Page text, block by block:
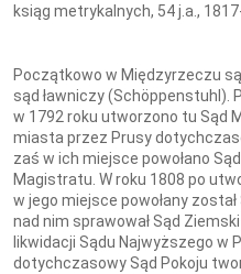
ksiąg metrykalnych, 54 j.a.,
Początkowo w Międzyrzeczu
sąd ławniczy (Schöppenstuhl).
w 1792 roku utworzono tu Sąd
miasta przez Prusy
zaś w ich miejsce powołano
Magistratu. W roku 1808 po
w jego miejsce powołany
nad nim sprawował Sąd
likwidacji Sądu Najwyższego w
dotychczasowy Sąd Pokoju